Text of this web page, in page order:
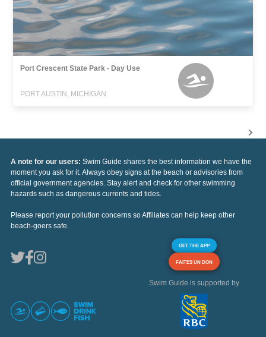
Port Crescent State Park - Day Use
PORT AUSTIN, MICHIGAN
A note for our users: Swim Guide shares the best information we have the
moment you ask for it. Always obey signs at the beach or advisories from
official government agencies. Stay alert and check for other swimming
hazards such as dangerous currents and tides.
Please report your pollution concerns so Affiliates can help keep other
beach-goers safe.
GET THE APP
FAITES UN DON
Swim Guide is supported by